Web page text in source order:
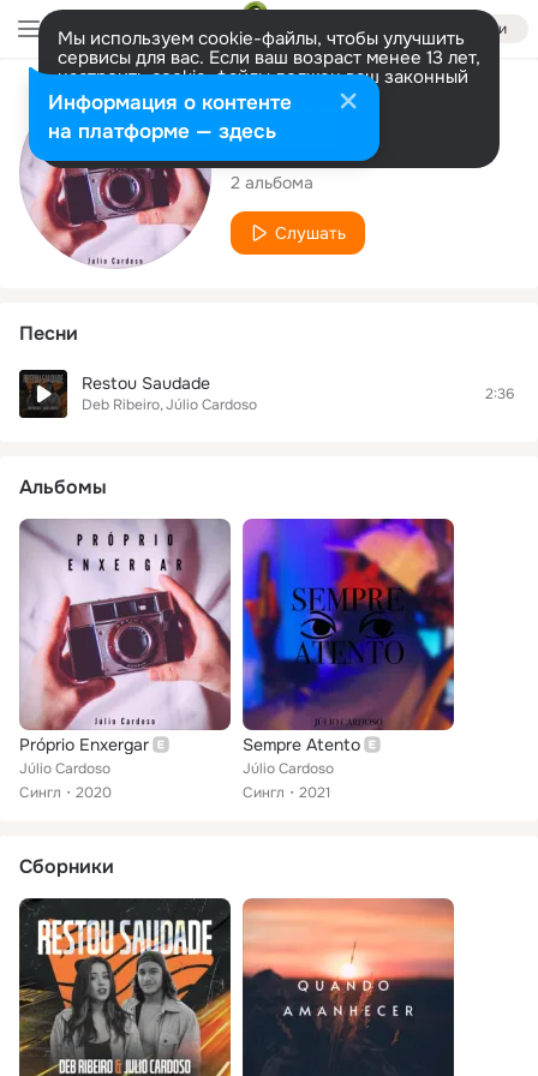
Войти
Мы используем cookie-файлы, чтобы улучшить
сервисы для вас. Если ваш возраст менее 13 лет,
настроить cookie-файлы должен ваш законный
представитель. Больше информации
Разрешить все Настроить
Исполнитель
Júlio Cardoso
2 альбома
Слушать
Песни
Restou Saudade
Deb Ribeiro Júlio Cardoso
2:36
Альбомы
Próprio Enxergar
Júlio Cardoso
Сингл
2020
Sempre Atento
Júlio Cardoso
Сингл
2021
Сборники
Информация о контенте
на платформе — здесь